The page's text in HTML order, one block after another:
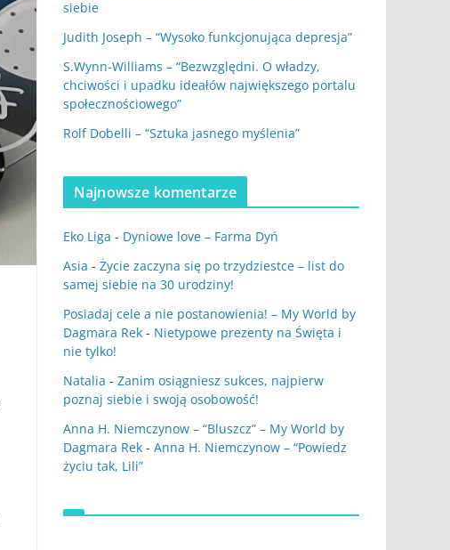
siebie
Judith Joseph – “Wysoko funkcjonująca depresja”
S.Wynn-Williams – “Bezwzględni. O władzy,
chciwości i upadku ideałów największego portalu
społecznościowego”
Rolf Dobelli – “Sztuka jasnego myślenia”
Najnowsze komentarze
Eko Liga - Dyniowe love – Farma Dyń
Asia - Życie zaczyna się po trzydziestce – list do
samej siebie na 30 urodziny!
Posiadaj cele a nie postanowienia! – My World by
Dagmara Rek - Nietypowe prezenty na Święta i
nie tylko!
Natalia - Zanim osiągniesz sukces, najpierw
poznaj siebie i swoją osobowość!
Anna H. Niemczynow – “Bluszcz” – My World by
Dagmara Rek - Anna H. Niemczynow – “Powiedz
życiu tak, Lili”